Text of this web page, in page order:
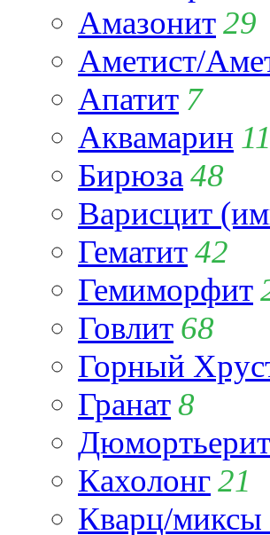
Амазонит29
Аметист/
Апатит 7
Аквамарин 11
Бирюза 48
Варисцит
Гематит42
Гемиморфит
Говлит 68
Горный
Гранат8
Дюмортьерит
Кахолонг21
Кварц/миксы